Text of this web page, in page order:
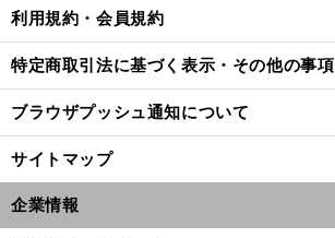
利用規約・会員規約
特定商取引法に基づく表示・その他の事項
ブラウザプッシュ通知について
サイトマップ
企業情報